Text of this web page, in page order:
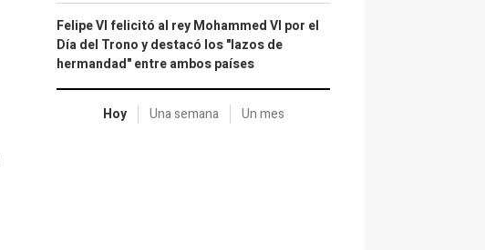
Felipe VI felicitó al rey Mohammed VI por el
Día del Trono y destacó los "lazos de
hermandad" entre ambos países
Hoy Una semana Un mes